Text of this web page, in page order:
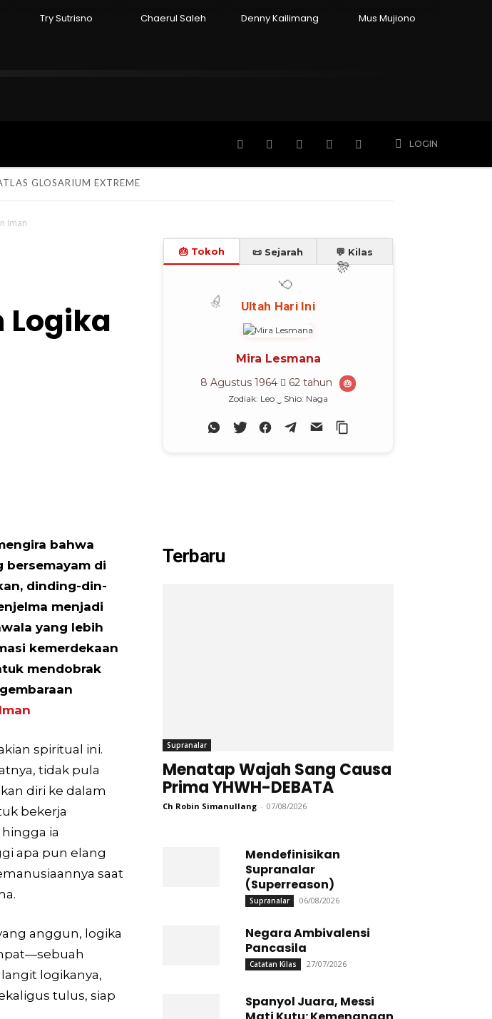
Try Sutrisno Chaerul Saleh Denny Kailimang Mus Mujiono
LOGIN
GLOSARIUM EXTREME
Iman
bahwa
di
dinding-din­
menjadi
yang lebih
kemerdekaan
mendobrak
spiritual ini.
tidak pula
diri ke dalam
bekerja
ia
apa pun elang
saat
anggun, logika
logikanya,
tulus, siap
🎂 Tokoh 📜 Sejarah 💬 Kilas
🎈
Ultah Hari Ini
Mira Lesmana
8 Agustus 1964 62 tahun 🎂
Zodiak: Leo ‿ Shio: Naga
Terbaru
Supranalar
Menatap Wajah Sang Causa
Prima YHWH-DEBATA
Ch Robin Simanullang - 07/08/2026
Mendefinisikan
Supranalar
(Superreason)
Supranalar 06/08/2026
Negara Ambivalensi
Pancasila
Catatan Kilas 27/07/2026
Spanyol Juara, Messi